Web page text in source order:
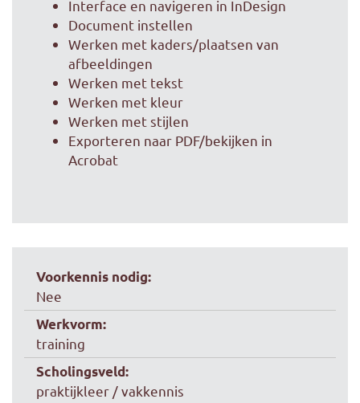
Interface en navigeren in InDesign
Document instellen
Werken met kaders/plaatsen van
afbeeldingen
Werken met tekst
Werken met kleur
Werken met stijlen
Exporteren naar PDF/bekijken in
Acrobat
Voorkennis nodig:
Nee
Werkvorm:
training
Scholingsveld:
praktijkleer / vakkennis